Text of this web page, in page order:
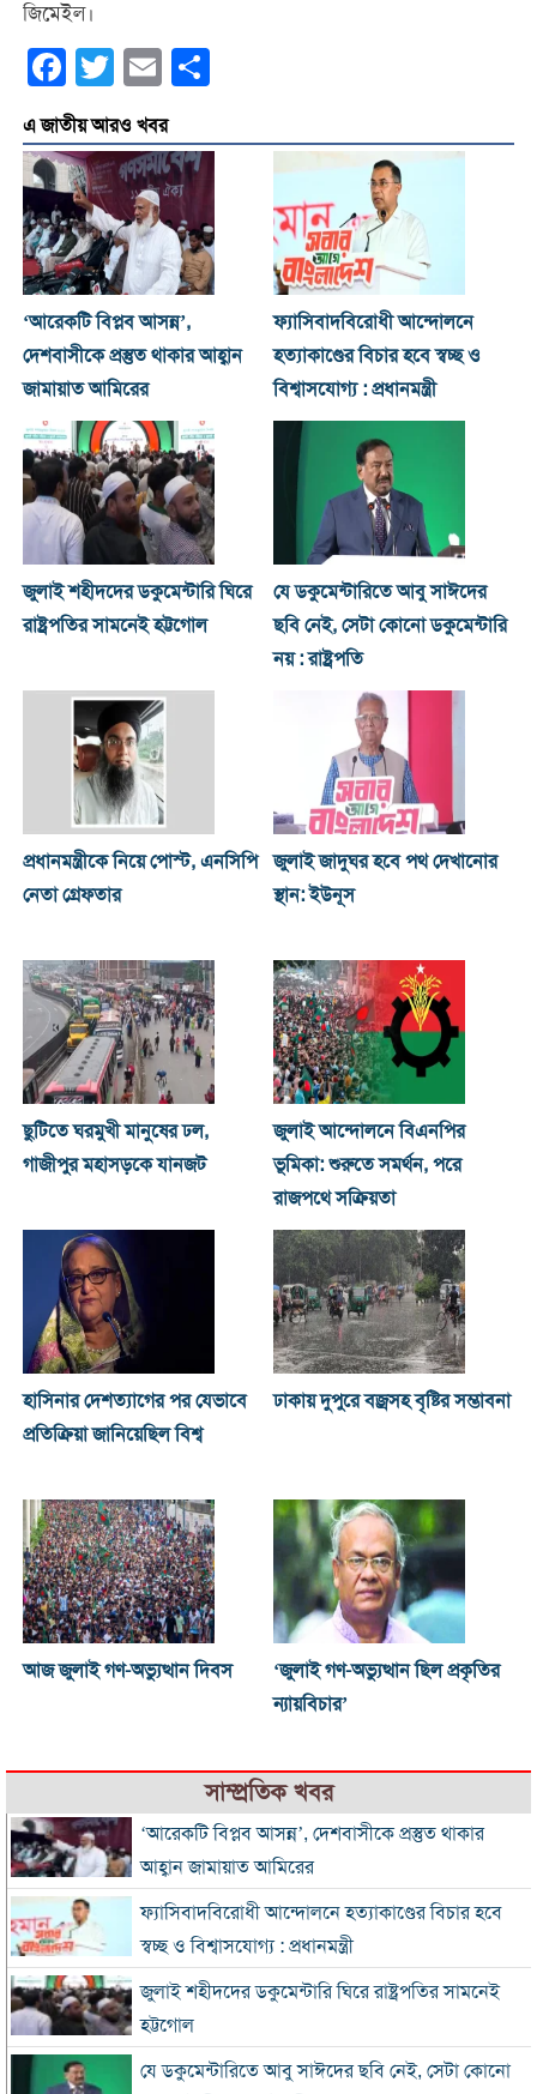
জিমেইল।
Facebook
Twitter Email
এ জাতীয় আরও খবর
‘আরেকটি বিপ্লব আসন্ন’,
দেশবাসীকে প্রস্তুত থাকার আহ্বান
জামায়াত আমিরের
ফ্যাসিবাদবিরোধী আন্দোলনে
হত্যাকাণ্ডের বিচার হবে স্বচ্ছ ও
বিশ্বাসযোগ্য : প্রধানমন্ত্রী
জুলাই শহীদদের ডকুমেন্টারি ঘিরে
রাষ্ট্রপতির সামনেই হট্টগোল
যে ডকুমেন্টারিতে আবু সাঈদের
ছবি নেই, সেটা কোনো ডকুমেন্টারি
নয় : রাষ্ট্রপতি
প্রধানমন্ত্রীকে নিয়ে পোস্ট, এনসিপি
নেতা গ্রেফতার
জুলাই জাদুঘর হবে পথ দেখানোর
স্থান: ইউনূস
ছুটিতে ঘরমুখী মানুষের ঢল,
গাজীপুর মহাসড়কে যানজট
জুলাই আন্দোলনে বিএনপির
ভূমিকা: শুরুতে সমর্থন, পরে
রাজপথে সক্রিয়তা
হাসিনার দেশত্যাগের পর যেভাবে
প্রতিক্রিয়া জানিয়েছিল বিশ্ব
ঢাকায় দুপুরে বজ্রসহ বৃষ্টির সম্ভাবনা
আজ জুলাই গণ-অভ্যুত্থান দিবস
‘জুলাই গণ-অভ্যুত্থান ছিল প্রকৃতির
ন্যায়বিচার’
সাম্প্রতিক খবর
‘আরেকটি বিপ্লব আসন্ন’, দেশবাসীকে প্রস্তুত থাকার
আহ্বান জামায়াত আমিরের
ফ্যাসিবাদবিরোধী আন্দোলনে হত্যাকাণ্ডের বিচার হবে
স্বচ্ছ ও বিশ্বাসযোগ্য : প্রধানমন্ত্রী
জুলাই শহীদদের ডকুমেন্টারি ঘিরে রাষ্ট্রপতির সামনেই
হট্টগোল
যে ডকুমেন্টারিতে আবু সাঈদের ছবি নেই, সেটা কোনো